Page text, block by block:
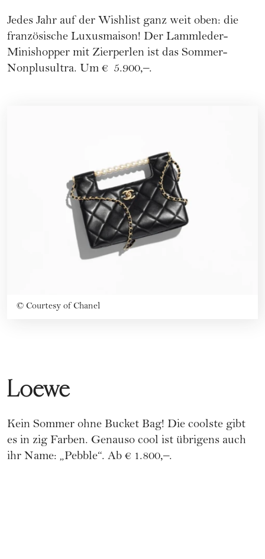
Jedes Jahr auf der Wishlist ganz weit oben: die
französische Luxusmaison! Der Lammleder-
Minishopper mit Zierperlen ist das Sommer-
Nonplusultra. Um € 5.900,–.
© Courtesy of Chanel
Loewe
Kein Sommer ohne Bucket Bag! Die coolste gibt
es in zig Farben. Genauso cool ist übrigens auch
ihr Name: „Pebble“. Ab € 1.800,–.